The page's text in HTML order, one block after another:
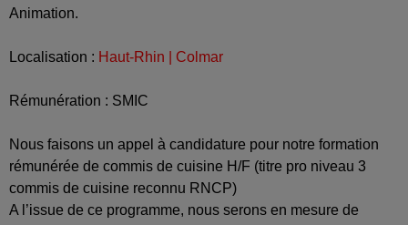
Animation.
Localisation : Haut-Rhin | Colmar
Rémunération : SMIC
Nous faisons un appel à candidature pour notre formation
rémunérée de commis de cuisine H/F (titre pro niveau 3
commis de cuisine reconnu RNCP)
A l’issue de ce programme, nous serons en mesure de